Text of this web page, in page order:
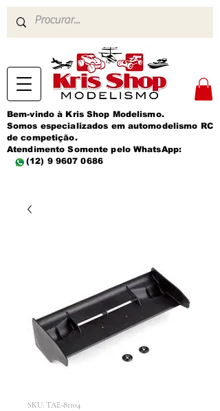
Bem-vindo à Kris Shop Modelismo.
Somos especializados em automodelismo RC
de competição.
Atendimento Somente pelo WhatsApp:
(12) 9 9607 0686
SKU: TAE-81104